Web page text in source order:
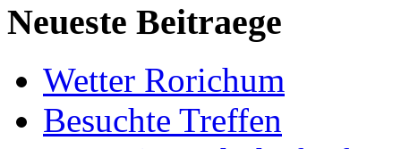
Neueste Beitraege
Wetter Rorichum
Besuchte Treffen